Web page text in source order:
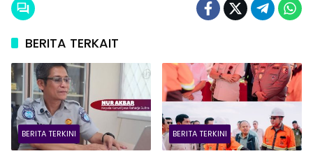
BERITA TERKAIT
BERITA TERKINI BERITA TERKINI